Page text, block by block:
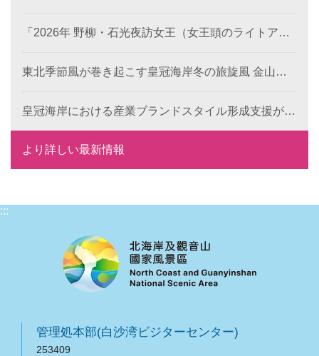
「2026年 野柳・石光夜訪女王（女王頭のライトアッ
デジタル作品の公募が本日より開始、世界中から代表
東北季節風が巻き起こす皇冠海岸冬の旅旋風 金山・
皇冠海岸における産業ブランドスタイル形成支援が成
果を発揮： 6つの特色ある目玉で、地域ブランドの国
際競争力を向上
より詳しい最新情報
:::
管理処本部(白沙湾ビジターセンター)
253409